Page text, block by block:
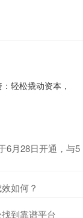
轻松撬动资本，
6月28日开通，与5
如何？
到靠谱平台